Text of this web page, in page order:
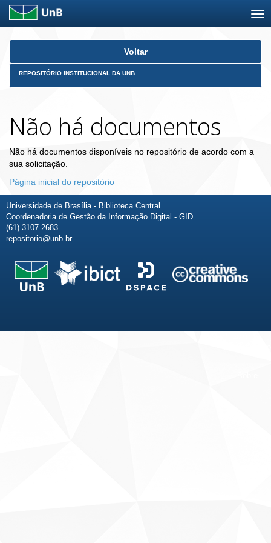
Skip
Voltar
REPOSITÓRIO INSTITUCIONAL DA UNB
Não há documentos
Não há documentos disponíveis no repositório de acordo com a
sua solicitação.
Página inicial do repositório
Universidade de Brasília - Biblioteca Central
Coordenadoria de Gestão da Informação Digital - GID
(61) 3107-2683
repositorio@unb.br